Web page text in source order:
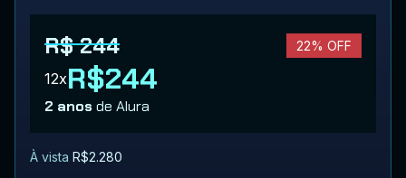
R$ 244 22% OFF
12xR$244
2 anosde Alura
À vista R$2.280